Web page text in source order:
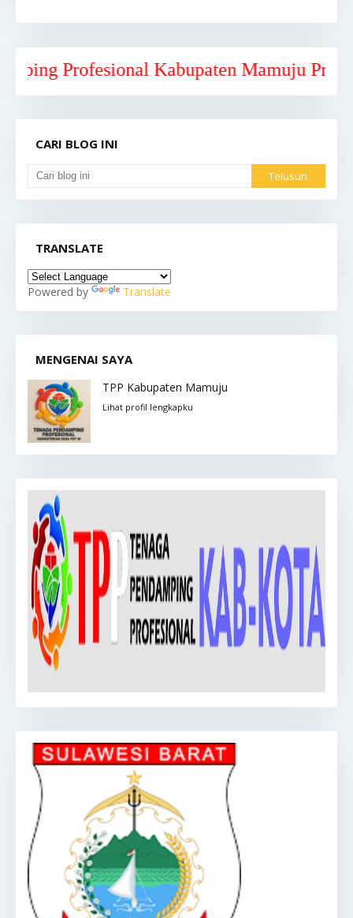
Kabupaten Mamuju Provinsi
CARI BLOG INI
TRANSLATE
Powered by Translate
MENGENAI SAYA
TPP Kabupaten Mamuju
Lihat profil lengkapku